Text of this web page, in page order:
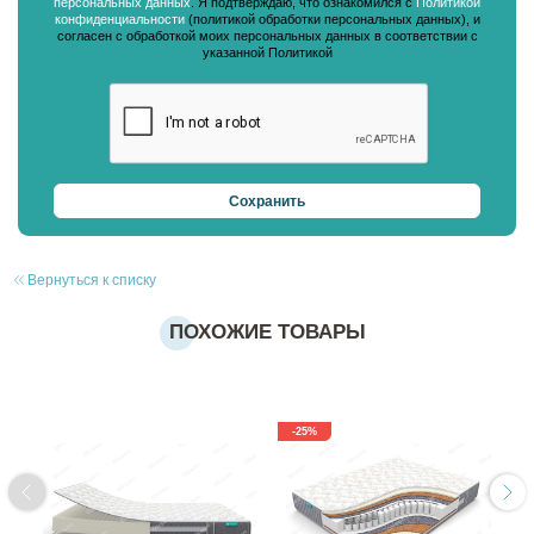
персональных данных. Я подтверждаю, что ознакомился с Политикой
конфиденциальности(политикой обработки персональных данных), и
согласен с обработкой моих персональных данных в соответствии с
указанной Политикой
Вернуться к списку
ПОХОЖИЕ ТОВАРЫ
-25%